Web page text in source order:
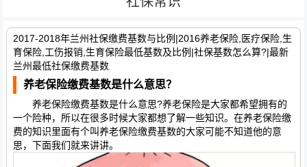
2017-2018年兰州社保缴费基数与比例|2016养老保险,医疗保险,生
育保险,工伤报销,生育保险最低基数及比例|社保基数怎么算?|最新
兰州最低社保缴费基数
养老保险缴费基数是什么意思？
养老保险缴费基数是什么意思?养老保险是大家都希望拥有的
一个险种，所以在很多时候大家都想了解一些知识。在养老保险缴
费的知识里面有个叫养老保险缴费基数的大家可能不知道他的意
思，下面我们就来讲讲。